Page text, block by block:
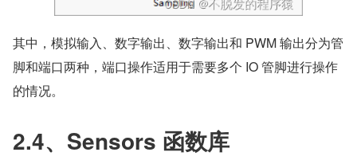
​其中，模拟输入、数字输出、数字输出和 PWM 输出分为管
脚和端口两种，端口操作适用于需要多个 IO 管脚进行操作
的情况。
2.4、Sensors 函数库